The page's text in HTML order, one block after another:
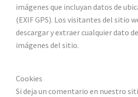
imágenes que incluyan datos de
(EXIF GPS). Los visitantes del sitio
descargar y extraer cualquier dato
imágenes del sitio.
Cookies
Si deja un comentario en nuestro